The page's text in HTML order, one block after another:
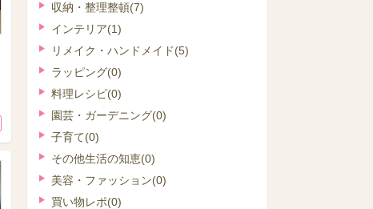
収納・整理整頓(7)
インテリア(1)
リメイク・ハンドメイド(5)
ラッピング(0)
料理レシピ(0)
園芸・ガーデニング(0)
子育て(0)
その他生活の知恵(0)
美容・ファッション(0)
買い物レポ(0)